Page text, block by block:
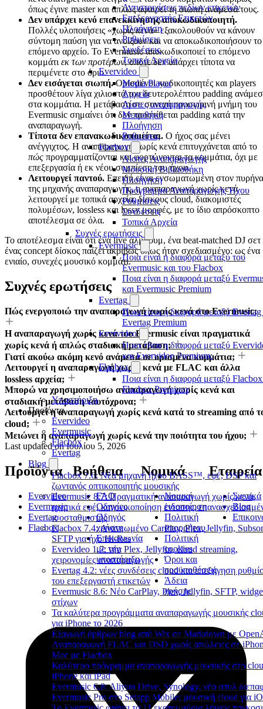
Αντιστοιχίσεις πεδίων ετικετών
Επεξεργαστής Ετικετών
Πλοήγηση
Ρυθμίσεις
Συνδέσεις
Τοπικά Αρχεία
Evervideo
Media Player
Αρχεία
Λίστες αναπαραγωγής
Μεσοθήκη
Πλοήγηση
Ρυθμίσεις
Flacbox
Λίστες Αναπαραγωγής
Μουσική Βιβλιοθήκη
Πλοήγηση
Πρόγραμμα Αναπαραγωγής Ήχου
Ρυθμίσεις
Συνδέσεις
Τοπικά Αρχεία
Συχνές ερωτήσεις
Evermusic
Ποια είναι η διαφορά μεταξύ του
Evermusic και του Flacbox
Ποια είναι η διαφορά μεταξύ
και Evermusic Premium
Evertag
Ποια είναι η διαφορά μεταξύ Evertag
Evertag Premium
Evervideo
Ποια είναι η διαφορά μεταξύ
και Evervideo Premium;
Flacbox
Ποια είναι η διαφορά μεταξύ Flacbox
Flacbox Premium;
Υποστήριξη
Προϊόντα
Evervideo
Evermusic
Flacbox
Evertag
Blog
Flacbox 7.6: Νέα μηχανή ήχου BASS™, εφέ, DSP και
ζωντανός οπτικοποιητής μουσικής
Evermusic 8.7: Πραγματική αναπαραγωγή χωρίς κενά,
ηχητικά εφέ, κανονικοποίηση έντασης,
ισοσταθμιστής
Flacbox 7.4: Ανανεωμένο CarPlay, Plex, Jellyfin,
SFTP για ήχο Hi-Res
Evervideo 1.7: νέα Plex, Jellyfin, cloud streaming,
χειρονομίες αναπαραγωγής
Evertag 4.2: νέες συνδέσεις cloud και επεξήγηση
του επεξεργαστή ετικετών
Evermusic 8.6: Νέο CarPlay, Plex, Jellyfin, SFTP,
στίχων
Τα καλύτερα προγράμματα αναπαραγωγής μουσικής
για iPhone το 2026
Εξαγωγή άρθρων blog από Wix σε Markdown με
Αναπαραγωγή FLAC και DSD χωρίς απώλειες σε
Mac με Flacbox
Καλύτερο πρόγραμμα αναπαραγωγής μουσικής στο
iPhone και iPad
Evermusic 6.8: Aliyun Drive, Synology, νέα στυλ
Evermusic Pro στο Setapp Mobile: μουσική cloud για
όπως έγινε master και απλώς αφαιρεί τη σιωπή ανάμεσά τους.
Δεν υπάρχει κενό επανεκκίνησης αποκωδικοποιητή.
Πολλές υλοποιήσεις «χωρίς κενά» εξακολουθούν να κάνουν
σύντομη παύση για να ανοίξουν και να αποκωδικοποιήσουν το
επόμενο αρχείο. Το Evermusic αποκωδικοποιεί το επόμενο
κομμάτι εκ των προτέρων, οπότε δεν υπάρχει τίποτα να
περιμένετε στο όριο.
Δεν εισάγεται σιωπή.Ορισμένοι κωδικοποιητές και players
προσθέτουν λίγα χιλιοστά του δευτερολέπτου padding
στα κομμάτια. Η μετάβαση σε συνεχή προσωρινή μνήμη του
Evermusic σημαίνει ότι δεν προστίθεται padding κατά την
αναπαραγωγή.
Τίποτα δεν επανακωδικοποιείται. Ο ήχος σας μένει
ανέγγιχτος. Η αναπαραγωγή χωρίς κενά επιτυγχάνεται από το
πώς προγραμματίζονται και φορτώνονται τα κομμάτια, όχι με
επεξεργασία ή εκ νέου συμπίεση του ήχου.
Λειτουργεί παντού. Επειδή είναι ενσωματωμένη στον πυρήνα
της μηχανής αναπαραγωγής, η αναπαραγωγή χωρίς κενά
λειτουργεί με τοπικά αρχεία, δίσκους cloud, διακομιστές
πολυμέσων, lossless και lossy μορφές, με το ίδιο απρόσκοπτο
αποτέλεσμα σε όλα.
Το αποτέλεσμα είναι ότι ένα live άλμπουμ, ένα beat-matched DJ σετ
ένας concept δίσκος παίζει ακριβώς όπως ήταν σχεδιασμένο: ως ένα
ενιαίο, συνεχές μουσικό κομμάτι.
Συχνές ερωτήσεις
Πώς ενεργοποιώ την αναπαραγωγή χωρίς κενά στο Evermusic;
Η αναπαραγωγή χωρίς κενά του Evermusic είναι πραγματικά
χωρίς κενά ή απλώς σταδιακή μετάβαση;
Γιατί ακούω ακόμη κενό ανάμεσα σε ορισμένα κομμάτια;
Λειτουργεί η αναπαραγωγή χωρίς κενά με FLAC και άλλα
lossless αρχεία;
Μπορώ να χρησιμοποιήσω αναπαραγωγή χωρίς κενά και
σταδιακή μετάβαση ταυτόχρονα;
Λειτουργεί η αναπαραγωγή χωρίς κενά κατά το streaming από
cloud;
Μειώνει η αναπαραγωγή χωρίς κενά την ποιότητα του ήχου;
Last updated onΙουλίου 5, 2026
Προϊόντα
Evervideo
Evermusic
Evertag
Flacbox
Βοήθεια
FAQ
Οδηγίες
Οδηγός
χρήστη
Επικοινωνία
με την
υποστήριξη
Νομικά
Νομική
ειδοποίηση
Πολιτική
απορρήτου
Πολιτική
cookies
Όροι και
προϋποθέσεις
Άδεια
χρήσης
Εταιρεία
Σχετικά
Blog